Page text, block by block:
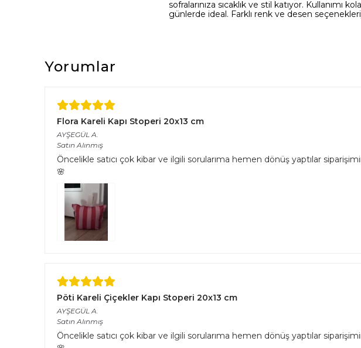
sofralarınıza sıcaklık ve stil katıyor.
günlerde ideal. Farklı renk ve desen
Yorumlar
Flora Kareli Kapı Stoperi 20x13 cm
AYŞEGÜL A.
Satın Alınmış
Öncelikle satıcı çok kibar ve ilgili sorularıma hemen dönüş yaptılar
🌸
Pöti Kareli Çiçekler Kapı Stoperi 20x13 cm
AYŞEGÜL A.
Satın Alınmış
Öncelikle satıcı çok kibar ve ilgili sorularıma hemen dönüş yaptılar